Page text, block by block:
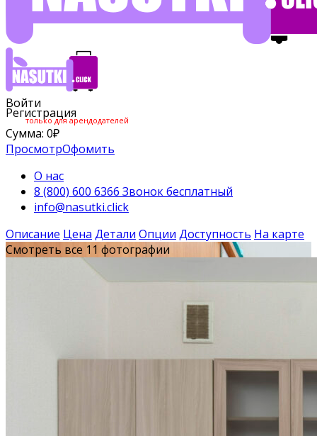
Войти
Регистрация
только для арендодателей
Сумма: 0₽
ПросмотрОфомить
О нас
8 (800) 600 6366 Звонок бесплатный
info@nasutki.click
Описание Цена Детали Опции Доступность На карте
Смотреть все 11 фотографии